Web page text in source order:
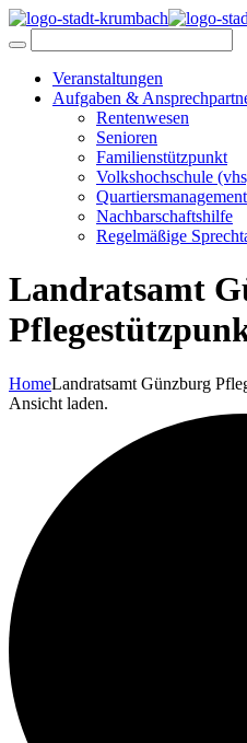
Veranstaltungen
Aufgaben &
Rentenwesen
Senioren
Familienstützpunkt
Volkshochschule
Nachbarschaftshilfe
Regelmäßige
Landratsamt
HomeLandratsamt Günzburg
Ansicht laden.